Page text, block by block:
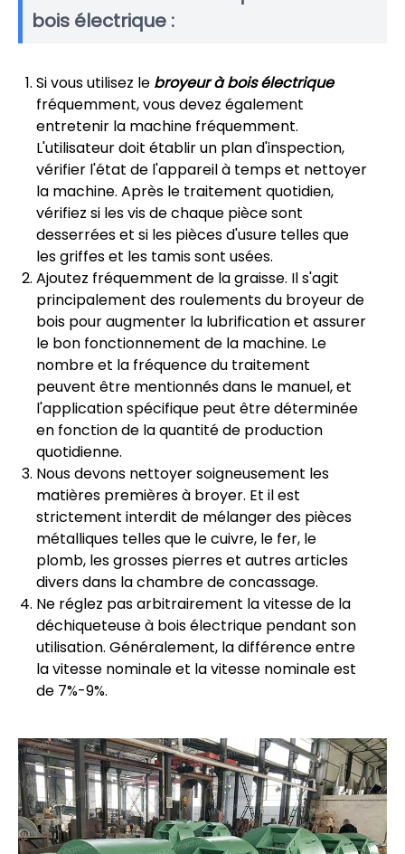
bois électrique :
Si vous utilisez le broyeur à bois électrique
fréquemment, vous devez également
entretenir la machine fréquemment.
L'utilisateur doit établir un plan d'inspection,
vérifier l'état de l'appareil à temps et nettoyer
la machine. Après le traitement quotidien,
vérifiez si les vis de chaque pièce sont
desserrées et si les pièces d'usure telles que
les griffes et les tamis sont usées.
Ajoutez fréquemment de la graisse. Il s'agit
principalement des roulements du broyeur de
bois pour augmenter la lubrification et assurer
le bon fonctionnement de la machine. Le
nombre et la fréquence du traitement
peuvent être mentionnés dans le manuel, et
l'application spécifique peut être déterminée
en fonction de la quantité de production
quotidienne.
Nous devons nettoyer soigneusement les
matières premières à broyer. Et il est
strictement interdit de mélanger des pièces
métalliques telles que le cuivre, le fer, le
plomb, les grosses pierres et autres articles
divers dans la chambre de concassage.
Ne réglez pas arbitrairement la vitesse de la
déchiqueteuse à bois électrique pendant son
utilisation. Généralement, la différence entre
la vitesse nominale et la vitesse nominale est
de 7%-9%.